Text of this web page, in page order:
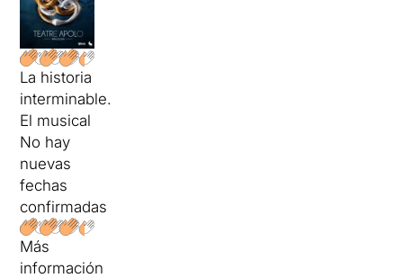
La historia
interminable.
El musical
No hay
nuevas
fechas
confirmadas
Más
información